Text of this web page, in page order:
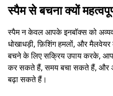
आपका
कॉपी
स्पैम से बचना क्यों
स्पैम न केवल आपके इनबॉक्स को
धोखाधड़ी, फ़िशिंग हमलों, और
बचने के लिए सक्रिय उपाय करके, आप
कर सकते हैं, समय बचा सकते हैं, और
बढ़ा सकते हैं।